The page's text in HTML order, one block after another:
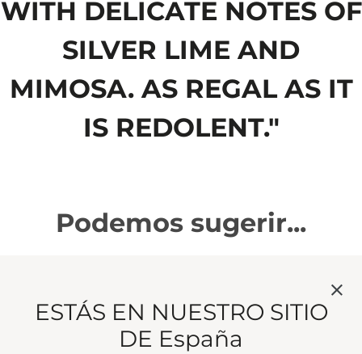
WITH DELICATE NOTES OF
SILVER LIME AND
MIMOSA. AS REGAL AS IT
IS REDOLENT."
Podemos sugerir...
Una caricia floral con aroma a tilo
plateado, mimosa y cedro. Tan
ESTÁS EN NUESTRO SITIO
DE España